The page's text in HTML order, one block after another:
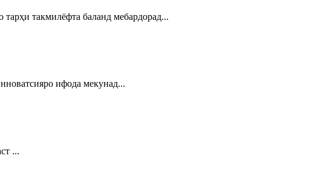
такмилёфта баланд мебардорад...
ифода мекунад...
...